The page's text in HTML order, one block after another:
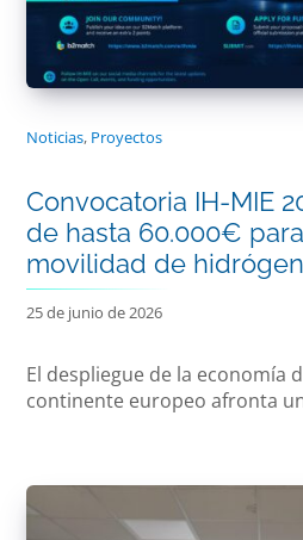
Noticias, Proyectos
Convocatoria IH-MIE
de hasta 60.000€
movilidad de
25 de junio de 2026
El despliegue de la economía
continente europeo afronta